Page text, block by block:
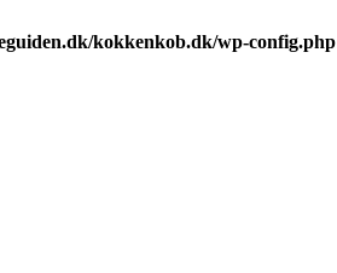
kokkenkob.dk/wp-config.php